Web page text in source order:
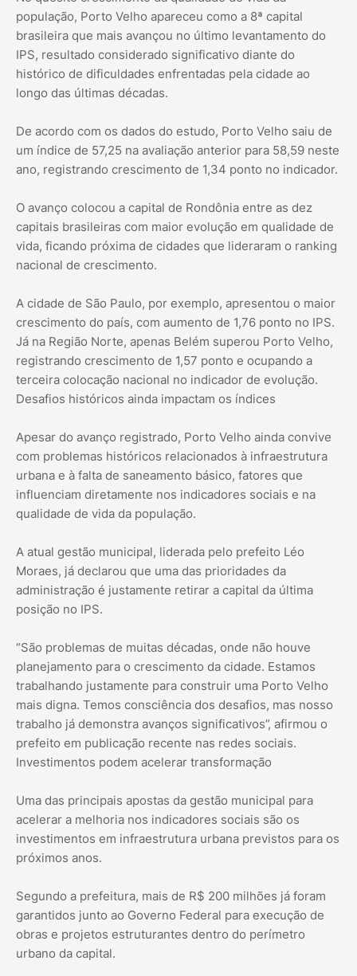
população, Porto Velho apareceu como a 8ª capital
brasileira que mais avançou no último levantamento do
IPS, resultado considerado significativo diante do
histórico de dificuldades enfrentadas pela cidade ao
longo das últimas décadas.
De acordo com os dados do estudo, Porto Velho saiu de
um índice de 57,25 na avaliação anterior para 58,59 neste
ano, registrando crescimento de 1,34 ponto no indicador.
O avanço colocou a capital de Rondônia entre as dez
capitais brasileiras com maior evolução em qualidade de
vida, ficando próxima de cidades que lideraram o ranking
nacional de crescimento.
A cidade de São Paulo, por exemplo, apresentou o maior
crescimento do país, com aumento de 1,76 ponto no IPS.
Já na Região Norte, apenas Belém superou Porto Velho,
registrando crescimento de 1,57 ponto e ocupando a
terceira colocação nacional no indicador de evolução.
Desafios históricos ainda impactam os índices
Apesar do avanço registrado, Porto Velho ainda convive
com problemas históricos relacionados à infraestrutura
urbana e à falta de saneamento básico, fatores que
influenciam diretamente nos indicadores sociais e na
qualidade de vida da população.
A atual gestão municipal, liderada pelo prefeito Léo
Moraes, já declarou que uma das prioridades da
administração é justamente retirar a capital da última
posição no IPS.
“São problemas de muitas décadas, onde não houve
planejamento para o crescimento da cidade. Estamos
trabalhando justamente para construir uma Porto Velho
mais digna. Temos consciência dos desafios, mas nosso
trabalho já demonstra avanços significativos”, afirmou o
prefeito em publicação recente nas redes sociais.
Investimentos podem acelerar transformação
Uma das principais apostas da gestão municipal para
acelerar a melhoria nos indicadores sociais são os
investimentos em infraestrutura urbana previstos para os
próximos anos.
Segundo a prefeitura, mais de R$ 200 milhões já foram
garantidos junto ao Governo Federal para execução de
obras e projetos estruturantes dentro do perímetro
urbano da capital.